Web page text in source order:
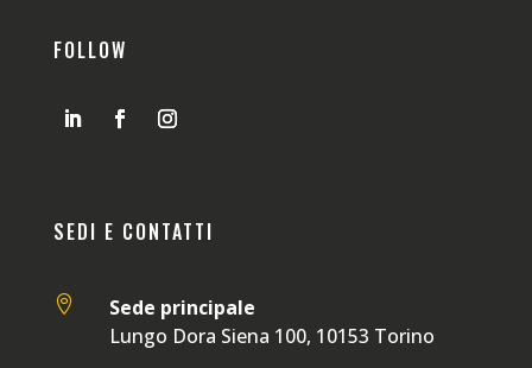
FOLLOW
SEDI E CONTATTI

Sede principale
Lungo Dora Siena 100, 10153 Torino